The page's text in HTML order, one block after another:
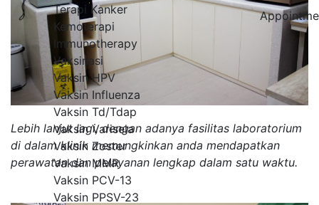
Terapi Kanker
Kemoterapi
Immunotherapy
Vaksinasi
Vaksin HPV
Vaksin Influenza
Vaksin Td/Tdap
Vaksin Varisela
Vaksin Zoster
Vaksin MMR
Vaksin PCV-13
Vaksin PPSV-23
Lebih lanjut lagi, dengan adanya fasilitas laboratorium
di dalam klinik memungkinkan anda mendapatkan
perawatan dan pelayanan lengkap dalam satu waktu.